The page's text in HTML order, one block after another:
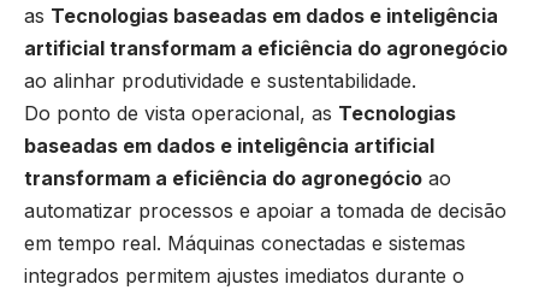
as Tecnologias baseadas em dados e inteligência
artificial transformam a eficiência do agronegócio
ao alinhar produtividade e sustentabilidade.
Do ponto de vista operacional, as Tecnologias
baseadas em dados e inteligência artificial
transformam a eficiência do agronegócio ao
automatizar processos e apoiar a tomada de decisão
em tempo real. Máquinas conectadas e sistemas
integrados permitem ajustes imediatos durante o